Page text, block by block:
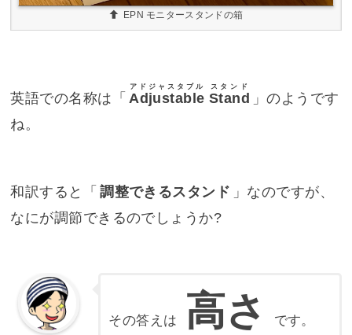
EPN モニタースタンドの箱
英語での名称は「 Adjustable
アドジャスタブル
Stand
スタンド
」のようです
ね。
和訳すると「 調整できるスタンド 」なのですが、
なにが調節できるのでしょうか?
その答えは 高さ です。